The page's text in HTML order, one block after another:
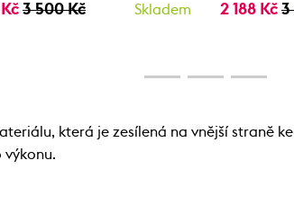
3 500 Kč Skladem 2 188 Kč 3
která je zesílená na vnější straně